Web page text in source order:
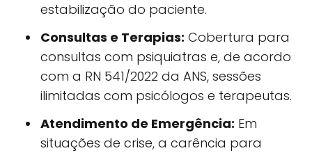
estabilização do paciente.
Consultas e Terapias: Cobertura para
consultas com psiquiatras e, de acordo
com a RN 541/2022 da ANS, sessões
ilimitadas com psicólogos e terapeutas.
Atendimento de Emergência: Em
situações de crise, a carência para